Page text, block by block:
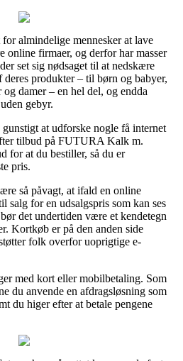
almindelige mennesker at lave
online firmaer, og derfor har masser
set sig nødsaget til at nedskære
produkter – til børn og babyer,
damer – en hel del, og endda
gebyr.
at udforske nogle få internet
tilbud på FUTURA Kalk m.
for at du bestiller, så du er
pris.
så påvagt, at ifald en online
salg for en udsalgspris som kan ses
det undertiden være et kendetegn
Kortkøb er på den anden side
folk overfor uoprigtige e-
med kort eller mobilbetaling. Som
du anvende en afdragsløsning som
du higer efter at betale pengene